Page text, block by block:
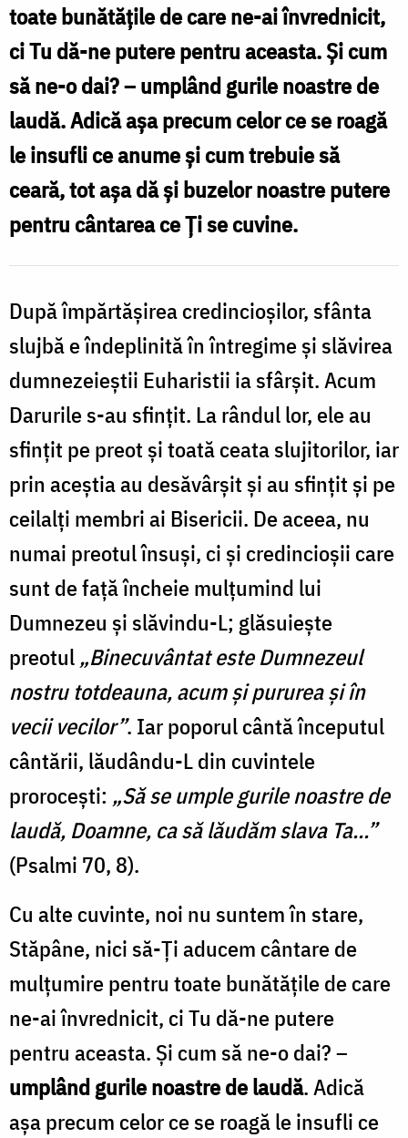
la
sfârșitul
Liturghiei
Foto:
Bogdan
Zamfirescu
toate bunătățile de care ne-ai învrednicit,
ci Tu dă-ne putere pentru aceasta. Și cum
să ne-o dai? – umplând gurile noastre de
laudă. Adică așa precum celor ce se roagă
le insufli ce anume și cum trebuie să
ceară, tot așa dă și buzelor noastre putere
pentru cântarea ce Ți se cuvine.
După împărtășirea credincioșilor, sfânta
slujbă e îndeplinită în întregime și slăvirea
dumnezeieștii Euharistii ia sfârșit. Acum
Darurile s-au sfințit. La rândul lor, ele au
sfințit pe preot și toată ceata slujitorilor, iar
prin aceștia au desăvârșit și au sfințit și pe
ceilalți membri ai Bisericii. De aceea, nu
numai preotul însuși, ci și credincioșii care
sunt de față încheie mulțumind lui
Dumnezeu și slăvindu-L; glăsuiește
preotul „Binecuvântat este Dumnezeul
nostru totdeauna, acum și pururea și în
vecii vecilor”. Iar poporul cântă începutul
cântării, lăudându-L din cuvintele
prorocești: „Să se umple gurile noastre de
laudă, Doamne, ca să lăudăm slava Ta...”
(Psalmi 70, 8).
Cu alte cuvinte, noi nu suntem în stare,
Stăpâne, nici să-Ți aducem cântare de
mulțumire pentru toate bunătățile de care
ne-ai învrednicit, ci Tu dă-ne putere
pentru aceasta. Și cum să ne-o dai? –
umplând gurile noastre de laudă. Adică
așa precum celor ce se roagă le insufli ce